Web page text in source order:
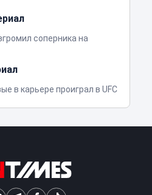
соперника на
в карьере проиграл в UFC